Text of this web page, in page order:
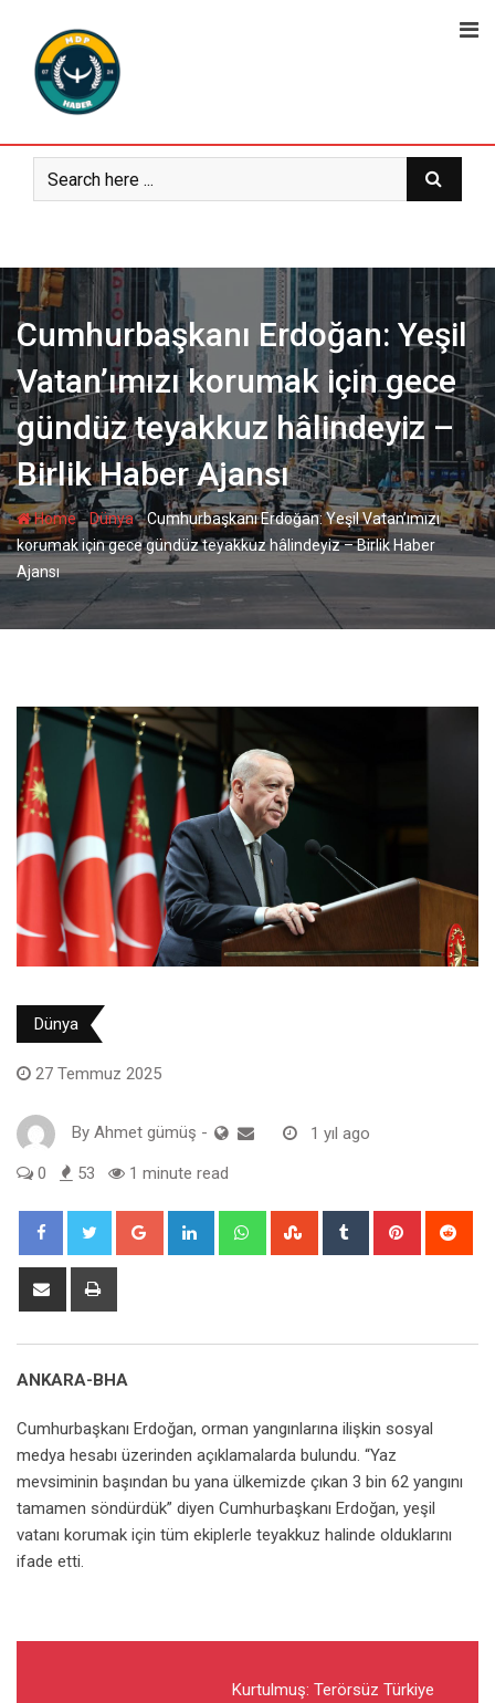
content
Cumhurbaşkanı Erdoğan: Yeşil
Vatan’ımızı korumak için gece
gündüz teyakkuz hâlindeyiz –
Birlik Haber Ajansı
Home-Dünya-Cumhurbaşkanı Erdoğan: Yeşil Vatan’ımızı
korumak için gece gündüz teyakkuz hâlindeyiz – Birlik Haber
Ajansı
Dünya
27 Temmuz 2025
By Ahmet gümüş - 1 yıl ago
0 53 1 minute read
Google+ LinkedIn WhatsappStumbleUpon
Tumblr Pinterest
Share
ANKARA-BHA
Cumhurbaşkanı Erdoğan, orman yangınlarına ilişkin sosyal
medya hesabı üzerinden açıklamalarda bulundu. “Yaz
mevsiminin başından bu yana ülkemizde çıkan 3 bin 62 yangını
tamamen söndürdük” diyen Cumhurbaşkanı Erdoğan, yeşil
vatanı korumak için tüm ekiplerle teyakkuz halinde olduklarını
ifade etti.
Kurtulmuş: Terörsüz Türkiye